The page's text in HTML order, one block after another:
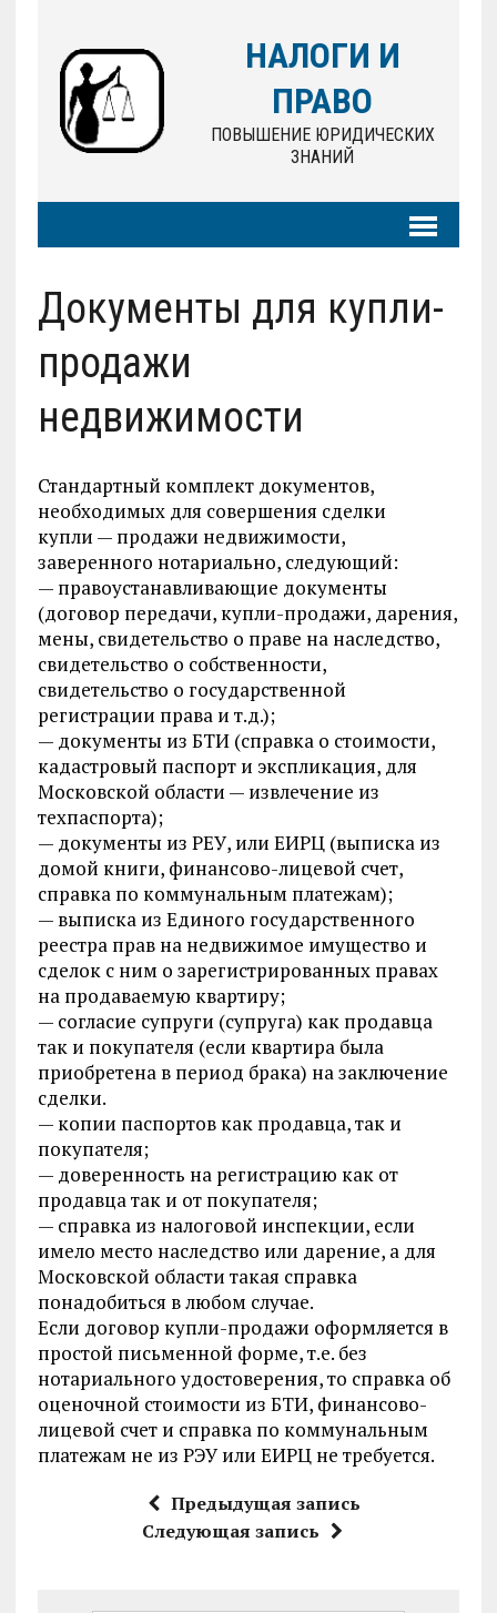
НАЛОГИ И
ПРАВО
ПОВЫШЕНИЕ ЮРИДИЧЕСКИХ
ЗНАНИЙ
Документы для купли-
продажи
недвижимости
Стандартный комплект документов,
необходимых для совершения сделки
купли — продажи недвижимости,
заверенного нотариально, следующий:
— правоустанавливающие документы
(договор передачи, купли-продажи, дарения,
мены, свидетельство о праве на наследство,
свидетельство о собственности,
свидетельство о государственной
регистрации права и т.д.);
— документы из БТИ (справка о стоимости,
кадастровый паспорт и экспликация, для
Московской области — извлечение из
техпаспорта);
— документы из РЕУ, или ЕИРЦ (выписка из
домой книги, финансово-лицевой счет,
справка по коммунальным платежам);
— выписка из Единого государственного
реестра прав на недвижимое имущество и
сделок с ним о зарегистрированных правах
на продаваемую квартиру;
— согласие супруги (супруга) как продавца
так и покупателя (если квартира была
приобретена в период брака) на заключение
сделки.
— копии паспортов как продавца, так и
покупателя;
— доверенность на регистрацию как от
продавца так и от покупателя;
— справка из налоговой инспекции, если
имело место наследство или дарение, а для
Московской области такая справка
понадобиться в любом случае.
Если договор купли-продажи оформляется в
простой письменной форме, т.е. без
нотариального удостоверения, то справка об
оценочной стоимости из БТИ, финансово-
лицевой счет и справка по коммунальным
платежам не из РЭУ или ЕИРЦ не требуется.
Предыдущая запись
Следующая запись